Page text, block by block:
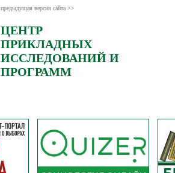
предыдущая версия сайта >>
ЦЕНТР
ПРИКЛАДНЫХ
ИССЛЕДОВАНИЙ И
ПРОГРАММ